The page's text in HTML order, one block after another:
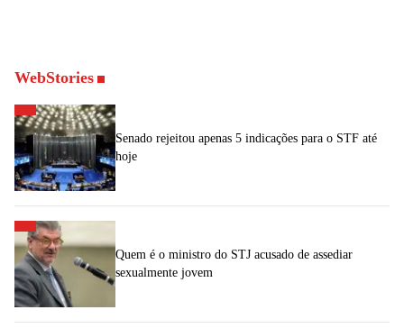
WebStories
Senado rejeitou apenas 5 indicações para o STF até
hoje
Quem é o ministro do STJ acusado de assediar
sexualmente jovem